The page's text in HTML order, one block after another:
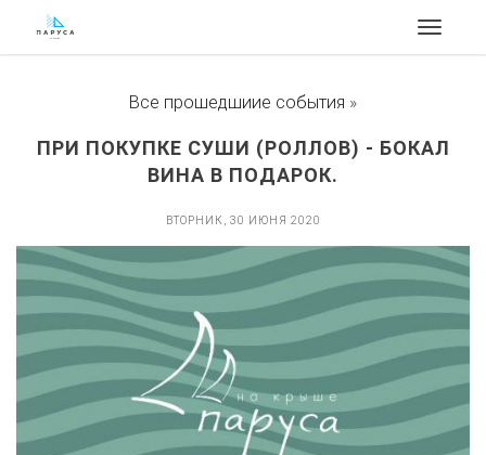
Toggle
Все прошедшиие события »
ПРИ ПОКУПКЕ СУШИ (РОЛЛОВ) - БОКАЛ
ВИНА В ПОДАРОК.
ВТОРНИК, 30 ИЮНЯ 2020